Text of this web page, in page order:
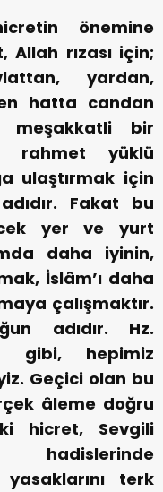
önemine
Allah rızası için;
yardan,
hatta candan
meşakkatli bir
rahmet yüklü
ulaştırmak için
Fakat bu
yer ve yurt
daha iyinin,
İslâm’ı daha
çalışmaktır.
adıdır. Hz.
gibi, hepimiz
Geçici olan bu
âleme doğru
hicret, Sevgili
hadislerinde
terk